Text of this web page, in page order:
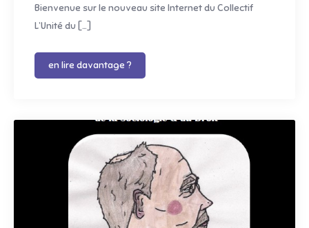
Bienvenue sur le nouveau site Internet du Collectif
L’Unité du […]
en lire davantage ?